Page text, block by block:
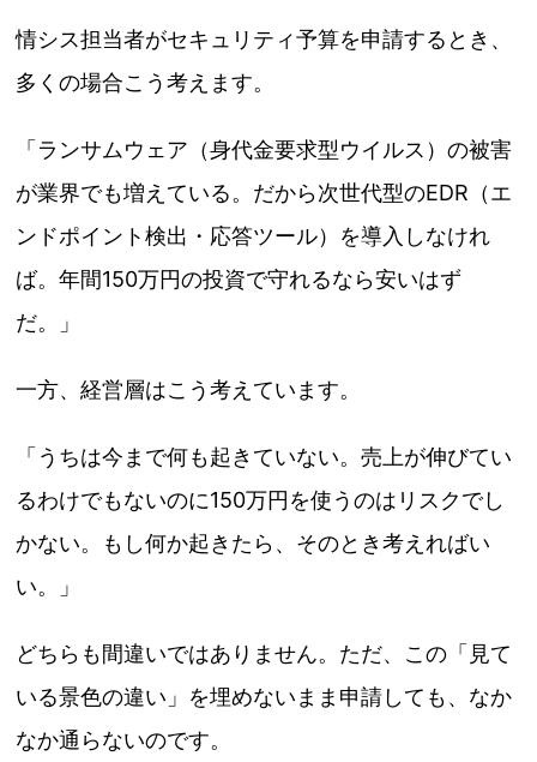
情シス担当者がセキュリティ予算を申請するとき、
多くの場合こう考えます。
「ランサムウェア（身代金要求型ウイルス）の被害
が業界でも増えている。だから次世代型のEDR（エ
ンドポイント検出・応答ツール）を導入しなけれ
ば。年間150万円の投資で守れるなら安いはず
だ。」
一方、経営層はこう考えています。
「うちは今まで何も起きていない。売上が伸びてい
るわけでもないのに150万円を使うのはリスクでし
かない。もし何か起きたら、そのとき考えればい
い。」
どちらも間違いではありません。ただ、この「見て
いる景色の違い」を埋めないまま申請しても、なか
なか通らないのです。